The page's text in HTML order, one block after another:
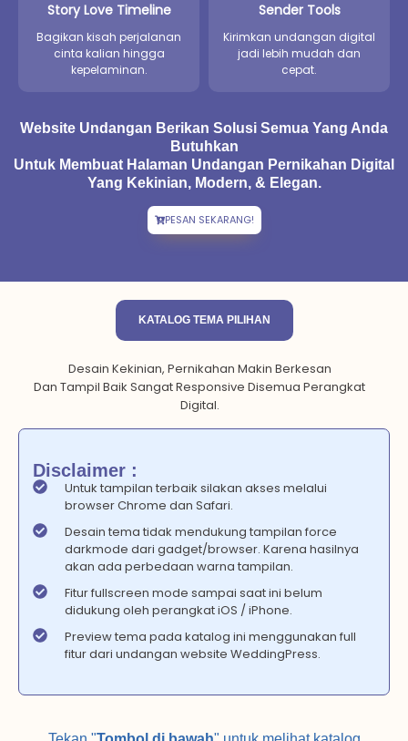
Story Love Timeline
Bagikan kisah perjalanan
cinta kalian hingga
kepelaminan.
Sender Tools
Kirimkan undangan digital
jadi lebih mudah dan
cepat.
Website Undangan Berikan Solusi Semua Yang Anda
Butuhkan
Untuk Membuat Halaman Undangan Pernikahan Digital
Yang Kekinian, Modern, & Elegan.
PESAN SEKARANG!
KATALOG TEMA PILIHAN
Desain Kekinian, Pernikahan Makin Berkesan
Dan Tampil Baik Sangat Responsive Disemua Perangkat
Digital.
Disclaimer :
Untuk tampilan terbaik silakan akses melalui
browser Chrome dan Safari.
Desain tema tidak mendukung tampilan force
darkmode dari gadget/browser. Karena hasilnya
akan ada perbedaan warna tampilan.
Fitur fullscreen mode sampai saat ini belum
didukung oleh perangkat iOS / iPhone.
Preview tema pada katalog ini menggunakan full
fitur dari undangan website WeddingPress.